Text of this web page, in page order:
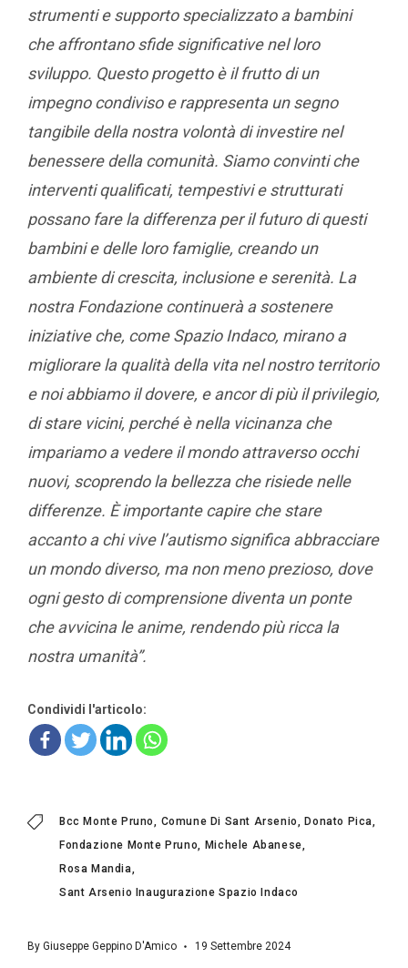
strumenti e supporto specializzato a bambini
che affrontano sfide significative nel loro
sviluppo. Questo progetto è il frutto di un
impegno condiviso e rappresenta un segno
tangibile della nostra volontà di investire nel
benessere della comunità. Siamo convinti che
interventi qualificati, tempestivi e strutturati
possano fare la differenza per il futuro di questi
bambini e delle loro famiglie, creando un
ambiente di crescita, inclusione e serenità. La
nostra Fondazione continuerà a sostenere
iniziative che, come Spazio Indaco, mirano a
migliorare la qualità della vita nel nostro territorio
e noi abbiamo il dovere, e ancor di più il privilegio,
di stare vicini, perché è nella vicinanza che
impariamo a vedere il mondo attraverso occhi
nuovi, scoprendo la bellezza che risiede nelle
differenze. È importante capire che stare
accanto a chi vive l’autismo significa abbracciare
un mondo diverso, ma non meno prezioso, dove
ogni gesto di comprensione diventa un ponte
che avvicina le anime, rendendo più ricca la
nostra umanità”.
Condividi l'articolo:
Bcc Monte Pruno Comune Di Sant Arsenio
Donato Pica
Fondazione Monte Pruno
Michele Abanese
Rosa Mandia
Sant Arsenio Inaugurazione Spazio Indaco
By Giuseppe Geppino D'Amico 19 Settembre 2024